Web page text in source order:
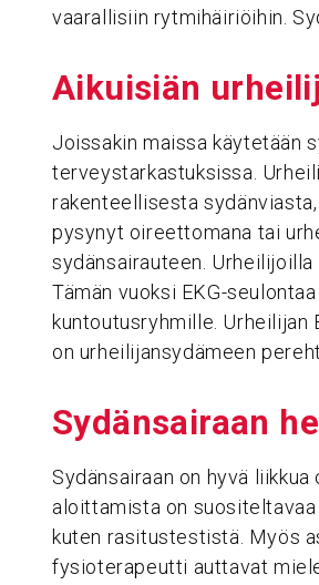
vaarallisiin rytmihäiriöihin.
Aikui­siän
Joissakin maissa käytetään
terveystarkastuksissa.
rakenteellisesta
pysynyt oireettomana tai
sydänsairauteen. Urheilijoilla
Tämän vuoksi EKG-
kuntoutusryhmille. Urheilijan
on urheilijansydämeen
Sydän­sai­raan
Sydänsairaan on hyvä
aloittamista on
kuten rasitustestistä. Myös
fysioterapeutti auttavat